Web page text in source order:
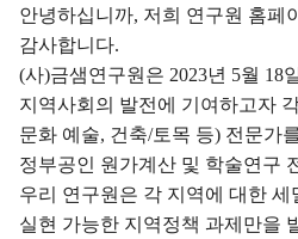
안녕하십니까, 저희 연구원 홈페
감사합니다.
(사)금샘연구원은 2023년 5월 18
지역사회의 발전에 기여하고자
문화 예술, 건축/토목 등) 전문가
정부공인 원가계산 및 학술연구
우리 연구원은 각 지역에 대한 세
실현 가능한 지역정책 과제만을